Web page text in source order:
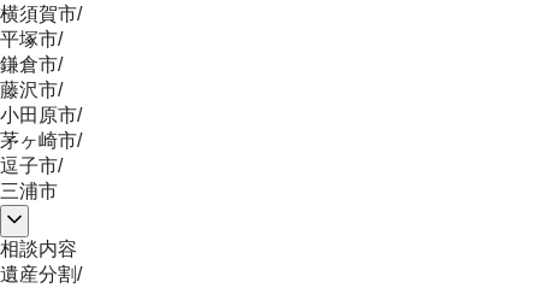
横須賀市/
平塚市/
鎌倉市/
藤沢市/
小田原市/
茅ヶ崎市/
逗子市/
三浦市
相談内容
遺産分割/